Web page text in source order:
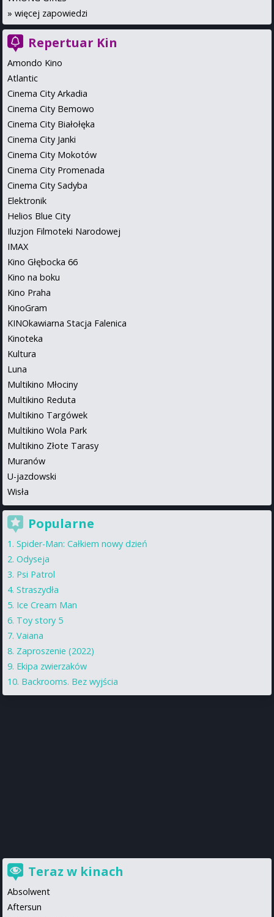
» więcej zapowiedzi
Repertuar Kin
Amondo Kino
Atlantic
Cinema City Arkadia
Cinema City Bemowo
Cinema City Białołęka
Cinema City Janki
Cinema City Mokotów
Cinema City Promenada
Cinema City Sadyba
Elektronik
Helios Blue City
Iluzjon Filmoteki Narodowej
IMAX
Kino Głębocka 66
Kino na boku
Kino Praha
KinoGram
KINOkawiarna Stacja Falenica
Kinoteka
Kultura
Luna
Multikino Młociny
Multikino Reduta
Multikino Targówek
Multikino Wola Park
Multikino Złote Tarasy
Muranów
U-jazdowski
Wisła
Popularne
Spider-Man: Całkiem nowy dzień
Odyseja
Psi Patrol
Straszydła
Ice Cream Man
Toy story 5
Vaiana
Zaproszenie (2022)
Ekipa zwierzaków
Backrooms. Bez wyjścia
Teraz w kinach
Absolwent
Aftersun